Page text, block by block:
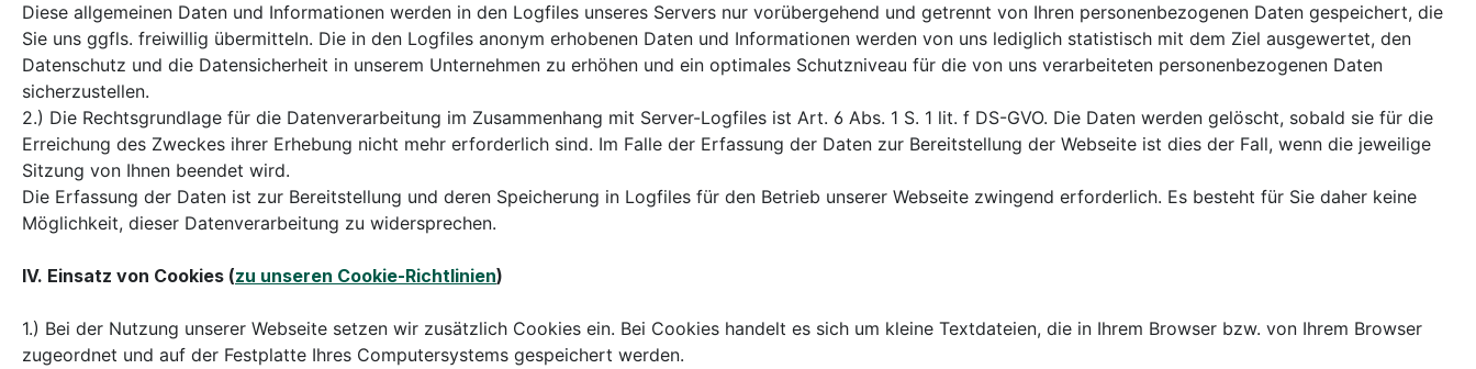
Diese allgemeinen Daten und Informationen werden in den Logfiles unseres Servers nur vorübergehend und getrennt von Ihren personenbezogenen Daten gespeichert, die
Sie uns ggfls. freiwillig übermitteln. Die in den Logfiles anonym erhobenen Daten und Informationen werden von uns lediglich statistisch mit dem Ziel ausgewertet, den
Datenschutz und die Datensicherheit in unserem Unternehmen zu erhöhen und ein optimales Schutzniveau für die von uns verarbeiteten personenbezogenen Daten
sicherzustellen.
2.) Die Rechtsgrundlage für die Datenverarbeitung im Zusammenhang mit Server-Logfiles ist Art. 6 Abs. 1 S. 1 lit. f DS-GVO. Die Daten werden gelöscht, sobald sie für die
Erreichung des Zweckes ihrer Erhebung nicht mehr erforderlich sind. Im Falle der Erfassung der Daten zur Bereitstellung der Webseite ist dies der Fall, wenn die jeweilige
Sitzung von Ihnen beendet wird.
Die Erfassung der Daten ist zur Bereitstellung und deren Speicherung in Logfiles für den Betrieb unserer Webseite zwingend erforderlich. Es besteht für Sie daher keine
Möglichkeit, dieser Datenverarbeitung zu widersprechen.
IV. Einsatz von Cookies (zu unseren Cookie-Richtlinien)
1.) Bei der Nutzung unserer Webseite setzen wir zusätzlich Cookies ein. Bei Cookies handelt es sich um kleine Textdateien, die in Ihrem Browser bzw. von Ihrem Browser
zugeordnet und auf der Festplatte Ihres Computersystems gespeichert werden.